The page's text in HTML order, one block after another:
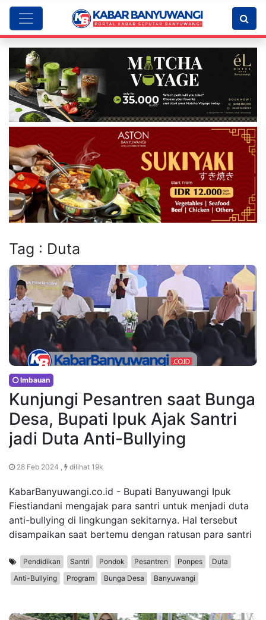
Tag : Duta
Imbauan
Kunjungi Pesantren saat Bunga
Desa, Bupati Ipuk Ajak Santri
jadi Duta Anti-Bullying
28 Feb 2024 , dilihat 19k
KabarBanyuwangi.co.id - Bupati Banyuwangi Ipuk
Fiestiandani mengajak para santri untuk menjadi duta
anti-bullying di lingkungan sekitarnya. Hal tersebut
disampaikan saat bertemu dengan ratusan para santri
Pendidikan Santri Pondok Pesantren Ponpes
Duta
Anti-Bullying
Program Bunga Desa Banyuwangi